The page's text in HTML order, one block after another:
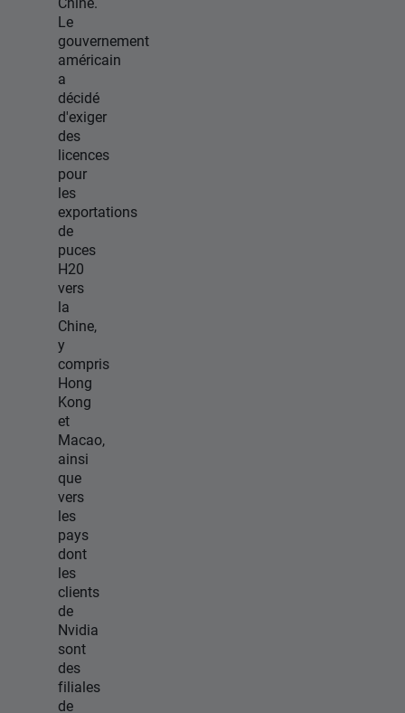
Le
gouvernement
américain
a
décidé
d'exiger
des
licences
pour
les
exportations
de
puces
H20
vers
la
Chine,
y
compris
Hong
Kong
et
Macao,
ainsi
que
vers
les
pays
dont
les
clients
de
Nvidia
sont
des
filiales
de